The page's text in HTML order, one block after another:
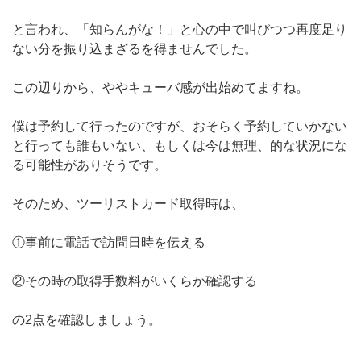
と言われ、「知らんがな！」と心の中で叫びつつ再度足り
ない分を振り込まざるを得ませんでした。
この辺りから、ややキューバ感が出始めてますね。
僕は予約して行ったのですが、おそらく予約していかない
と行っても誰もいない、もしくは今は無理、的な状況にな
る可能性がありそうです。
そのため、ツーリストカード取得時は、
①事前に電話で訪問日時を伝える
②その時の取得手数料がいくらか確認する
の2点を確認しましょう。